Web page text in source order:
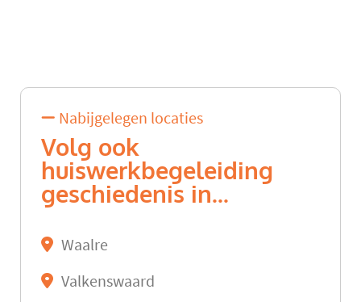
Nabijgelegen locaties
Volg ook
huiswerkbegeleiding
geschiedenis in...
Waalre
Valkenswaard